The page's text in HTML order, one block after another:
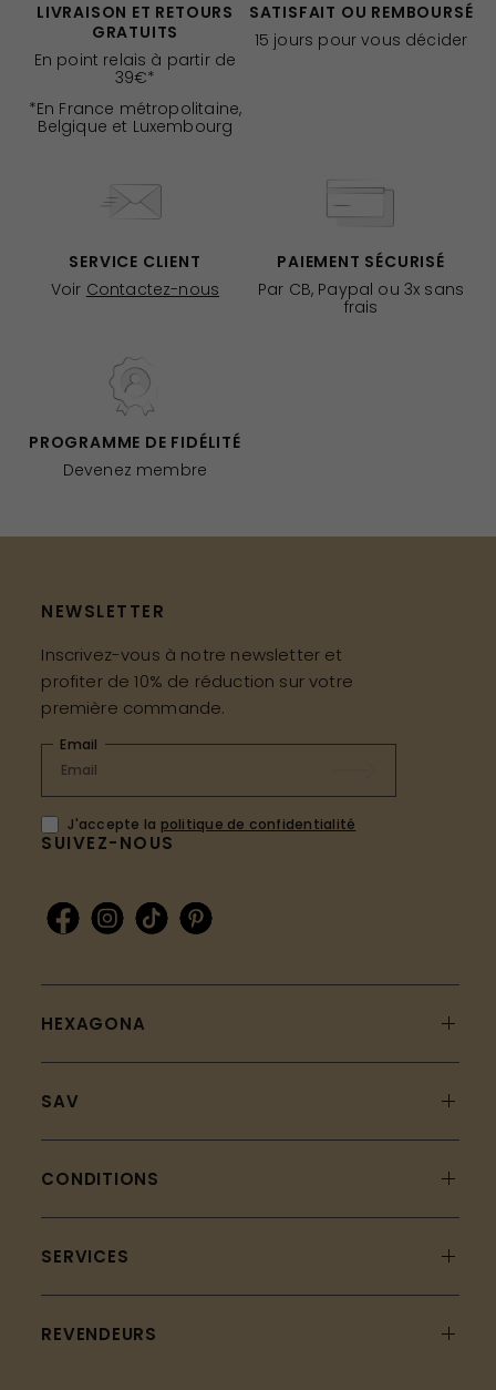
LIVRAISON ET RETOURS
GRATUITS
En point relais à partir de
39€*
*En France métropolitaine,
Belgique et Luxembourg
SATISFAIT OU REMBOURSÉ
15 jours pour vous décider
SERVICE CLIENT
Voir Contactez-nous
PAIEMENT SÉCURISÉ
Par CB, Paypal ou 3x sans
frais
PROGRAMME DE FIDÉLITÉ
Devenez membre
SUIVEZ-NOUS
HEXAGONA
SAV
CONDITIONS
NEWSLETTER
Inscrivez-vous à notre newsletter et
profiter de 10% de réduction sur votre
première commande.
Email
J'accepte la politique de confidentialité
SERVICES
REVENDEURS